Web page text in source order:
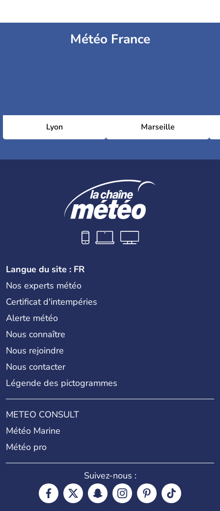
Météo France
Lyon Marseille
Langue du site : FR
Nos experts météo
Certificat d'intempéries
Alerte météo
Nous connaître
Nous rejoindre
Nous contacter
Légende des pictogrammes
METEO CONSULT
Météo Marine
Météo pro
Suivez-nous :